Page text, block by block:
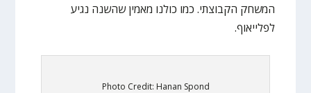
המשחק הקבוצתי. כמו כולנו מאמין שהשנה נגיע
לפלייאוף.
Photo Credit: Hanan Spond